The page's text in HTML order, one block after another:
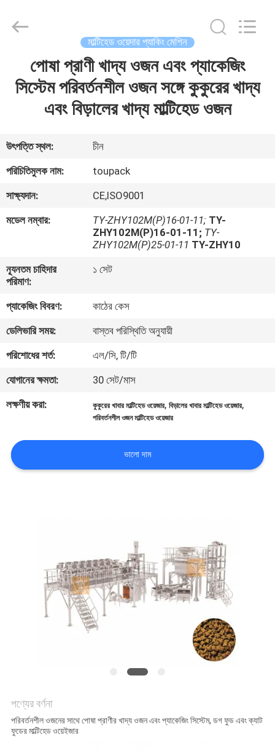
আমাদের
সম্পর্কে
ফ্যাক্টরি
ট্যুর
মান
নিয়ন্ত্রণ
আমাদের
সাথে
যোগাযোগ
করুন
মামলা
SITEMAP
মাল্টিহেড ওয়েদার প্যাকিং মেশিন
পোষা প্রাণী খাদ্য ওজন এবং প্যাকেজিং
সিস্টেম পরিবর্তনশীল ওজন সঙ্গে কুকুরের খাদ্য
এবং বিড়ালের খাদ্য মাল্টিহেড ওজন
উৎপত্তি স্থল:
চীন
পরিচিতিমুলক নাম:
toupack
সাক্ষ্যদান:
CE,ISO9001
মডেল নম্বার:
TY-ZHY102M(P)16-01-11; TY-
ZHY102M(P)16-01-11; TY-
ZHY102M(P)25-01-11 TY-ZHY10
ন্যূনতম চাহিদার
পরিমাণ:
১ সেট
প্যাকেজিং বিবরণ:
কাঠের কেস
ডেলিভারি সময়:
বাস্তব পরিস্থিতি অনুযায়ী
পরিশোধের শর্ত:
এল/সি, টি/টি
যোগানের ক্ষমতা:
30 সেট/মাস
লক্ষণীয় করা:
কুকুরের খাবার মাল্টিহেড ওয়েজার,বিড়ালের খাবার মাল্টিহেড ওয়েজার,
পরিবর্তনশীল ওজন মাল্টিহেড ওয়েজার
ভালো দাম
পণ্যের বর্ণনা
পরিবর্তনশীল ওজনের সাথে পোষা প্রাণীর খাদ্য ওজন এবং প্যাকেজিং সিস্টেম, ডগ ফুড এবং ক্যাট
ফুডের মাল্টিহেড ওয়েইজার